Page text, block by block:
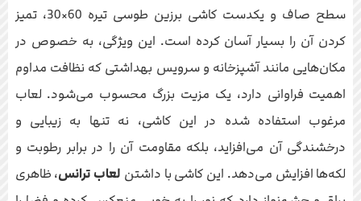
سطح صاف و یکدست کاشی برزین طوسی تیره 60×30، تمیز
کردن آن را بسیار آسان کرده است. این ویژگی، به خصوص در
مکان‌هایی مانند آشپزخانه و سرویس بهداشتی که نظافت مداوم
اهمیت فراوانی دارد، یک مزیت بزرگ محسوب می‌شود. لعاب
مرغوب استفاده شده در این کاشی، نه تنها به زیبایی و
درخشندگی آن می‌افزاید، بلکه مقاومت آن را در برابر رطوبت و
لکه‌ها افزایش می‌دهد. این کاشی با داشتن لعاب ترانس، ظاهری